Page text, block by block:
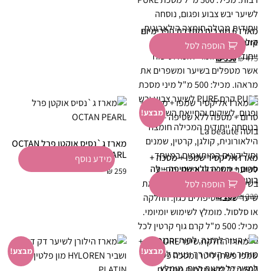
מארז 6 מוצרים מסדרת הפרימיום
Pure לשיער – פייר ג'ולייט
₪475
₪330
הוספה לסל
מבצע!
מארז אליקסיר שמפו + מסכה +
סרום + מסכה ללא שטיפה – לה
בוטה La beaute
₪239
₪169
הוספה לסל
מארז ג`נסיס אוקטן פרל OCTAN
PEARL
₪259
מידע נוסף
מבצע! מבצע!